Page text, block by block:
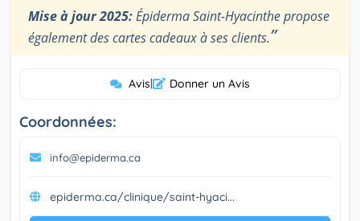
Mise à jour 2025:Épiderma Saint-Hyacinthe propose
également des cartes cadeaux à ses clients.”
Avis| Donner un Avis
Coordonnées:
info@epiderma.ca
epiderma.ca/clinique/saint-hyaci...